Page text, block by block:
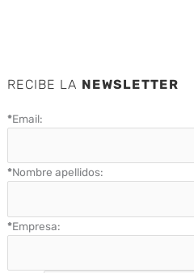
RECIBE LA NEWSLETTER
*Email:
*Nombre apellidos:
*Empresa: